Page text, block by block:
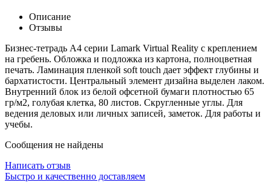
Описание
Отзывы
Бизнес-тетрадь А4 серии Lamark Virtual Reality с креплением
на гребень. Обложка и подложка из картона, полноцветная
печать. Ламинация пленкой soft touch дает эффект глубины и
бархатистости. Центральный элемент дизайна выделен лаком.
Внутренний блок из белой офсетной бумаги плотностью 65
гр/м2, голубая клетка, 80 листов. Скругленные углы. Для
ведения деловых или личных записей, заметок. Для работы и
учебы.
Сообщения не найдены
Написать отзыв
Быстро и качественно доставляем